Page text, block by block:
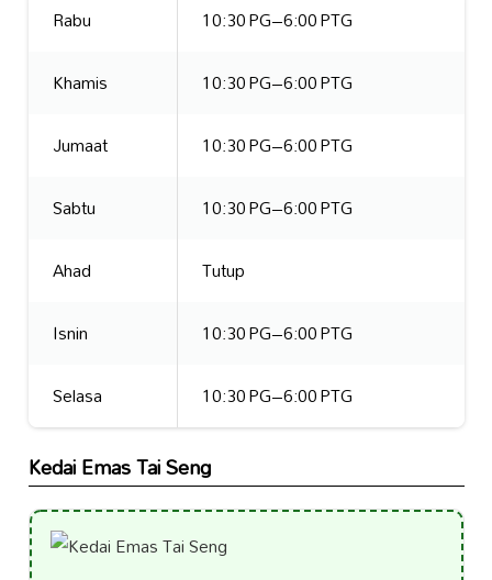
Rabu
10:30 PG–6:00 PTG
Khamis
10:30 PG–6:00 PTG
Jumaat
10:30 PG–6:00 PTG
Sabtu
10:30 PG–6:00 PTG
Ahad
Tutup
Isnin
10:30 PG–6:00 PTG
Selasa
10:30 PG–6:00 PTG
Kedai Emas Tai Seng